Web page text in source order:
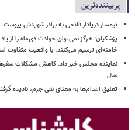
پربیننده‌ترین
تیمسار دریادار فلاحی به برادر شهیدش پیوست
پزشکیان: هرگز نمی‌توان حوادث دی‌ماه را از
خامنه‌ای ترسیم می‌کنند، با واقعیت متفاوت
سال
تعلیق اعدام‌ها به معنای نفی جرم، نادیده